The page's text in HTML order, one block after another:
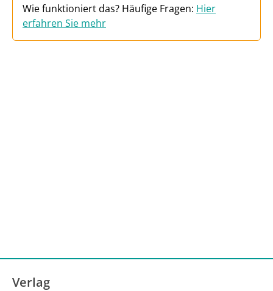
Wie funktioniert das? Häufige Fragen: Hier
erfahren Sie mehr
Verlag